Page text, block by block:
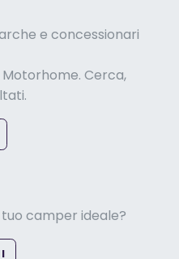
e concessionari
Cerca,
camper ideale?